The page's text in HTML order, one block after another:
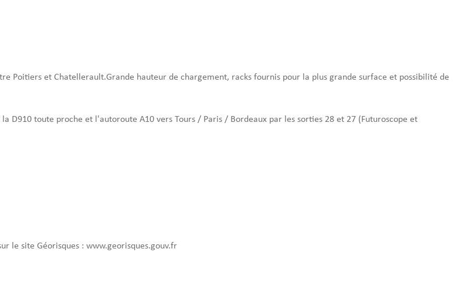
Poitiers et Chatellerault.Grande hauteur de chargement, racks fournis pour la plus grande surface et possibilité de
D910 toute proche et l'autoroute A10 vers Tours / Paris / Bordeaux par les sorties 28 et 27 (Futuroscope et
le site Géorisques : www.georisques.gouv.fr